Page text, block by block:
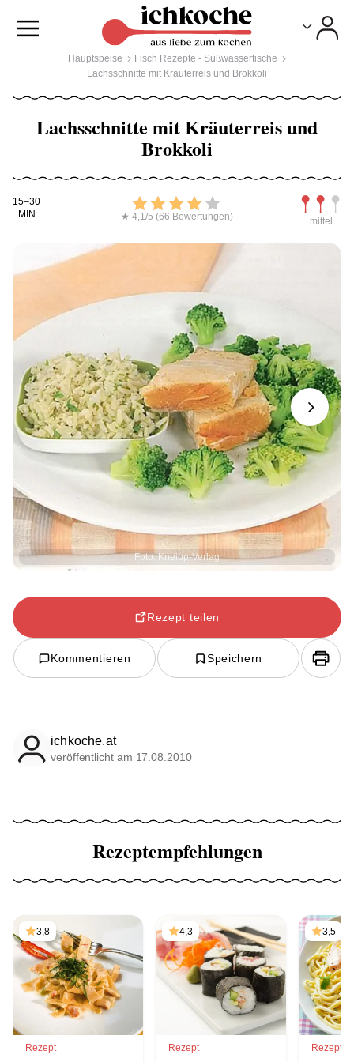
Hauptspeise
Fisch Rezepte - Süßwasserfische
Lachsschnitte mit Kräuterreis und Brokkoli
Lachsschnitte mit Kräuterreis und
Brokkoli
Kochdauer
15–30
MIN
Bewerten
★ 4,1/5 (66 Bewertungen) mittel
Foto: Kneipp-Verlag
Next
Rezept teilen
Kommentieren Speichern
ichkoche.at
veröffentlicht am 17.08.2010
Rezeptempfehlungen
3,8
Rezept
4,3
Rezept
3,5
Rezept